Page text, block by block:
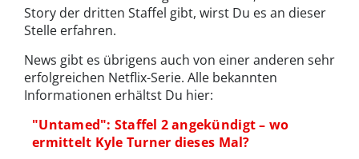
Story der dritten Staffel gibt, wirst Du es an dieser
Stelle erfahren.
News gibt es übrigens auch von einer anderen sehr
erfolgreichen Netflix-Serie. Alle bekannten
Informationen erhältst Du hier:
"Untamed": Staffel 2 angekündigt – wo
ermittelt Kyle Turner dieses Mal?